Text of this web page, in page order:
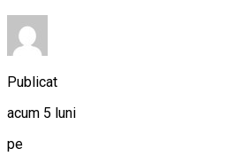
Publicat
acum 5 luni
pe